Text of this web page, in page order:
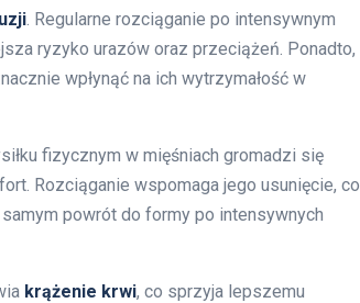
. Regularne rozciąganie po intensywnym
ryzyko urazów oraz przeciążeń. Ponadto,
wpłynąć na ich wytrzymałość w
fizycznym w mięśniach gromadzi się
Rozciąganie wspomaga jego usunięcie, co
powrót do formy po intensywnych
krążenie krwi, co sprzyja lepszemu